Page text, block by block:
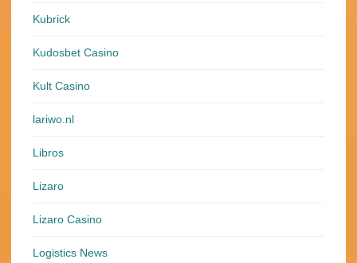
Kubrick
Kudosbet Casino
Kult Casino
lariwo.nl
Libros
Lizaro
Lizaro Casino
Logistics News